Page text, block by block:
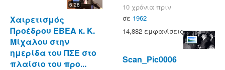
6:28
Χαιρετισμός
Προέδρου ΕΒΕΑ κ. Κ.
Μίχαλου στην
ημερίδα του ΠΣΕ στο
πλαίσιο του προ...
10 χρόνια πριν
σε 1962
14,882 εμφανίσεις
Scan_Pic0006